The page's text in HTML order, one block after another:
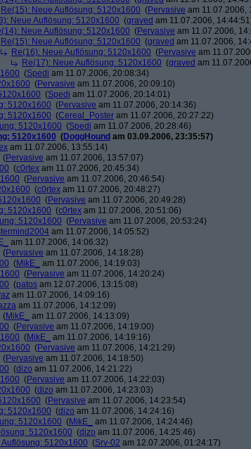
Re(15): Neue Auflösung: 5120x1600 (Pervasive am 11.07.2006,
Neue Auflösung: 5120x1600 (graved am 11.07.2006,
Neue Auflösung: 5120x1600 (Pervasive am 11.07.2006,
Re(15): Neue Auflösung: 5120x1600 (graved am 11.07.2006,
Re(16): Neue Auflösung: 5120x1600 (Pervasive am
Re(17): Neue Auflösung: 5120x1600 (graved am
(Spedi am 11.07.2006, 20:08:34)
(Pervasive am 11.07.2006, 20:09:10)
(Spedi am 11.07.2006, 20:14:01)
5120x1600 (Pervasive am 11.07.2006, 20:14:36)
5120x1600 (Cereal_Poster am 11.07.2006, 20:27:22)
5120x1600 (Spedi am 11.07.2006, 20:28:46)
5120x1600 (DoggHound am 03.09.2006, 23:35:57)
am 11.07.2006, 13:55:14)
(Pervasive am 11.07.2006, 13:57:07)
(c0rtex am 11.07.2006, 20:45:34)
(Pervasive am 11.07.2006, 20:46:54)
(c0rtex am 11.07.2006, 20:48:27)
(Pervasive am 11.07.2006, 20:49:28)
5120x1600 (c0rtex am 11.07.2006, 20:51:06)
5120x1600 (Pervasive am 11.07.2006, 20:53:24)
am 11.07.2006, 14:05:52)
am 11.07.2006, 14:06:32)
(Pervasive am 11.07.2006, 14:18:28)
(MikE_
am 11.07.2006, 14:19:03)
(Pervasive am 11.07.2006, 14:20:24)
(patos am 12.07.2006, 13:15:08)
am 11.07.2006, 14:09:16)
am 11.07.2006, 14:12:09)
(MikE_
am 11.07.2006, 14:13:09)
(Pervasive am 11.07.2006, 14:19:00)
(MikE_
am 11.07.2006, 14:19:16)
(Pervasive am 11.07.2006, 14:21:29)
(Pervasive am 11.07.2006, 14:18:50)
(dizo am 11.07.2006, 14:21:22)
(Pervasive am 11.07.2006, 14:22:03)
(dizo am 11.07.2006, 14:23:03)
(Pervasive am 11.07.2006, 14:23:54)
5120x1600 (dizo am 11.07.2006, 14:24:16)
5120x1600 (MikE_
am 11.07.2006, 14:24:46)
5120x1600 (dizo am 11.07.2006, 14:25:46)
Auflösung: 5120x1600 (Srv-02 am 12.07.2006, 01:24:17)